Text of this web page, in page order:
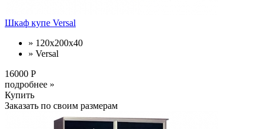
Шкаф купе Versal
» 120x200x40
» Versal
16000 Р
подробнее »
Купить
Заказать по своим размерам